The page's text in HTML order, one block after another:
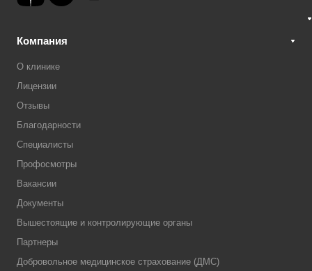
Компания
О клинике
Лицензии
Отзывы
Благодарности
Специалисты
Профосмотры
Вакансии
Документы
Вышестоящие и контролирующие органы
Партнеры
Добровольное медицинское страхование (ДМС)